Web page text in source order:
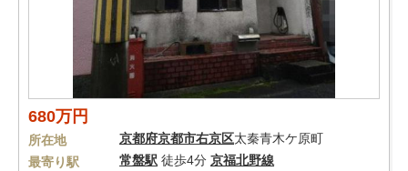
680万円
所在地 京都府京都市右京区太秦青木ケ原町
最寄り駅
常盤駅 徒歩4分 京福北野線